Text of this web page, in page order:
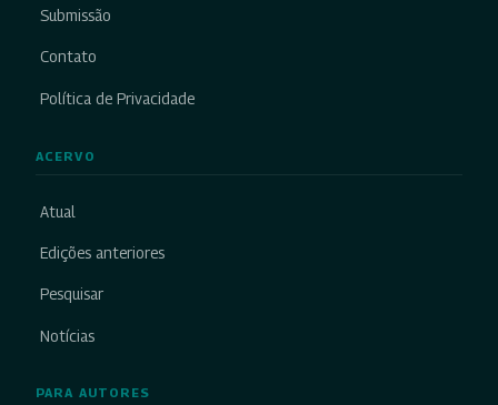
Submissão
Contato
Política de Privacidade
ACERVO
Atual
Edições anteriores
Pesquisar
Notícias
PARA AUTORES